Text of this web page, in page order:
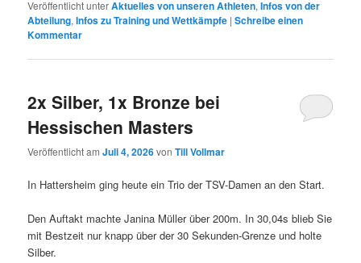
Veröffentlicht unterAktuelles von unseren Athleten,Infos von der
Abteilung,Infos zu Training und Wettkämpfe |Schreibe einen
Kommentar
2x Silber, 1x Bronze bei
Hessischen Masters
Veröffentlicht amJuli 4, 2026vonTill Vollmar
In Hattersheim ging heute ein Trio der TSV-Damen an den Start.
Den Auftakt machte Janina Müller über 200m. In 30,04s blieb Sie
mit Bestzeit nur knapp über der 30 Sekunden-Grenze und holte
Silber.